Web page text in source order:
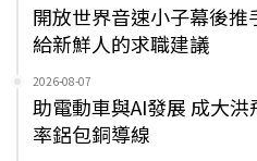
開放世界音速小子幕後推
給新鮮人的求職建議
2026-08-07
助電動車與AI發展 成大
率鋁包銅導線